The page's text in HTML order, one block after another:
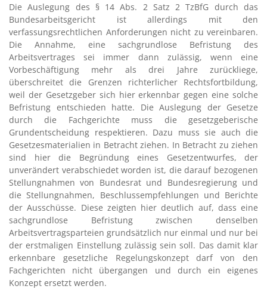
Die Auslegung des § 14 Abs. 2 Satz 2 TzBfG durch das
Bundesarbeitsgericht ist allerdings mit den
verfassungsrechtlichen Anforderungen nicht zu vereinbaren.
Die Annahme, eine sachgrundlose Befristung des
Arbeitsvertrages sei immer dann zulässig, wenn eine
Vorbeschäftigung mehr als drei Jahre zurückliege,
überschreitet die Grenzen richterlicher Rechtsfortbildung,
weil der Gesetzgeber sich hier erkennbar gegen eine solche
Befristung entschieden hatte. Die Auslegung der Gesetze
durch die Fachgerichte muss die gesetzgeberische
Grundentscheidung respektieren. Dazu muss sie auch die
Gesetzesmaterialien in Betracht ziehen. In Betracht zu ziehen
sind hier die Begründung eines Gesetzentwurfes, der
unverändert verabschiedet worden ist, die darauf bezogenen
Stellungnahmen von Bundesrat und Bundesregierung und
die Stellungnahmen, Beschlussempfehlungen und Berichte
der Ausschüsse. Diese zeigten hier deutlich auf, dass eine
sachgrundlose Befristung zwischen denselben
Arbeitsvertragsparteien grundsätzlich nur einmal und nur bei
der erstmaligen Einstellung zulässig sein soll. Das damit klar
erkennbare gesetzliche Regelungskonzept darf von den
Fachgerichten nicht übergangen und durch ein eigenes
Konzept ersetzt werden.